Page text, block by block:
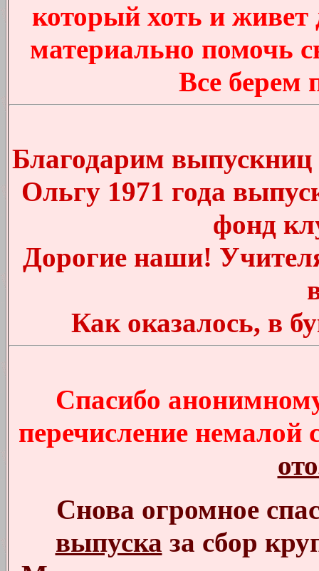
который хоть и
материально помочь
Все
Благодарим
Ольгу 1971 года
фонд
Дорогие наши!
Как оказалось, в
Спасибо
перечисление
Снова огромное
выпуска за сбор